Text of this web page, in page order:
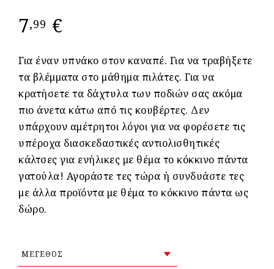
7,99 €
Για έναν υπνάκο στον καναπέ. Για να τραβήξετε
τα βλέμματα στο μάθημα πιλάτες. Για να
κρατήσετε τα δάχτυλα των ποδιών σας ακόμα
πιο άνετα κάτω από τις κουβέρτες. Δεν
υπάρχουν αμέτρητοι λόγοι για να φορέσετε τις
υπέροχα διασκεδαστικές αντιολισθητικές
κάλτσες για ενήλικες με θέμα το κόκκινο πάντα
γατούλα! Αγοράστε τες τώρα ή συνδυάστε τες
με άλλα προϊόντα με θέμα το κόκκινο πάντα ως
δώρο.